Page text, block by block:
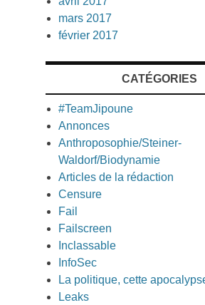
mars 2017
février 2017
CATÉGORIES
#TeamJipoune
Annonces
Anthroposophie/Steiner-
Waldorf/Biodynamie
Articles de la rédaction
Censure
Fail
Failscreen
Inclassable
InfoSec
La politique, cette
Leaks